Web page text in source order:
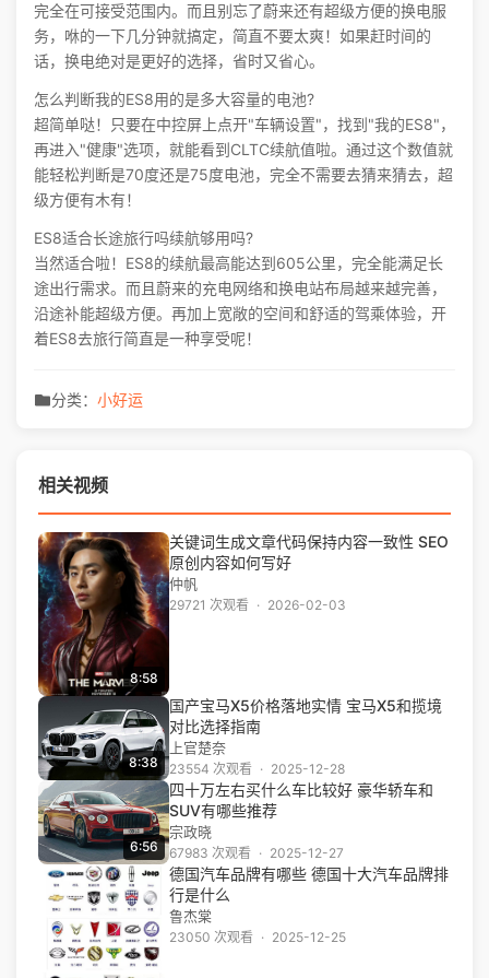
完全在可接受范围内。而且别忘了蔚来还有超级方便的换电服
务，咻的一下几分钟就搞定，简直不要太爽！如果赶时间的
话，换电绝对是更好的选择，省时又省心。
怎么判断我的ES8用的是多大容量的电池?
超简单哒！只要在中控屏上点开"车辆设置"，找到"我的ES8"，
再进入"健康"选项，就能看到CLTC续航值啦。通过这个数值就
能轻松判断是70度还是75度电池，完全不需要去猜来猜去，超
级方便有木有！
ES8适合长途旅行吗续航够用吗?
当然适合啦！ES8的续航最高能达到605公里，完全能满足长
途出行需求。而且蔚来的充电网络和换电站布局越来越完善，
沿途补能超级方便。再加上宽敞的空间和舒适的驾乘体验，开
着ES8去旅行简直是一种享受呢！
分类： 小好运
相关视频
8:58
关键词生成文章代码保持内容一致性 SEO
原创内容如何写好
仲帆
29721 次观看 · 2026-02-03
8:38
国产宝马X5价格落地实情 宝马X5和揽境
对比选择指南
上官楚奈
23554 次观看 · 2025-12-28
6:56
四十万左右买什么车比较好 豪华轿车和
SUV有哪些推荐
宗政晓
67983 次观看 · 2025-12-27
德国汽车品牌有哪些 德国十大汽车品牌排
行是什么
鲁杰棠
23050 次观看 · 2025-12-25